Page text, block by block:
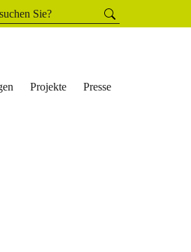
Suchen
Projekte Presse